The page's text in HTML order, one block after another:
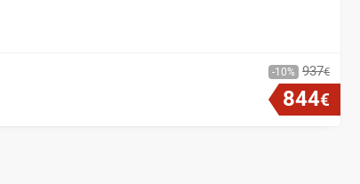
10 937€
844€